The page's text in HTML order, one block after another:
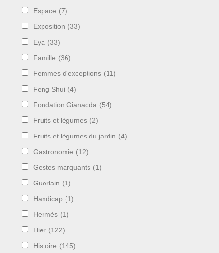
Espace (7)
Exposition (33)
Eya (33)
Famille (36)
Femmes d'exceptions (11)
Feng Shui (4)
Fondation Gianadda (54)
Fruits et légumes (2)
Fruits et légumes du jardin (4)
Gastronomie (12)
Gestes marquants (1)
Guerlain (1)
Handicap (1)
Hermès (1)
Hier (122)
Histoire (145)